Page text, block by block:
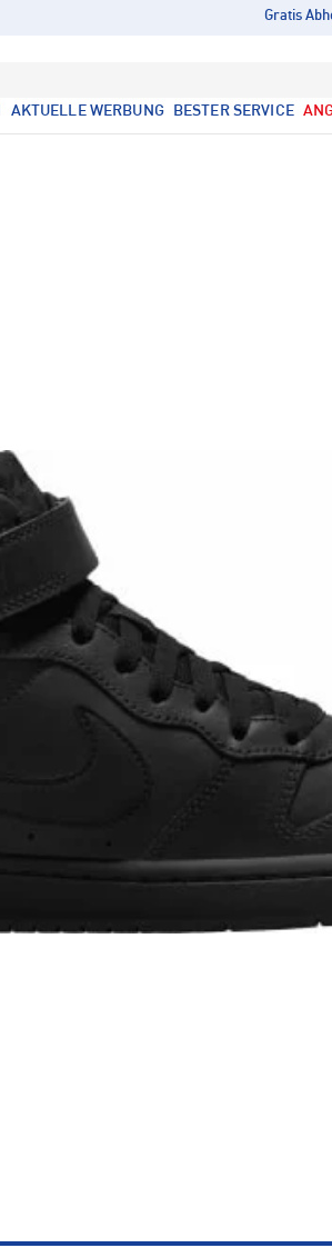
Gratis
AKTUELLE WERBUNG BESTER SERVICE